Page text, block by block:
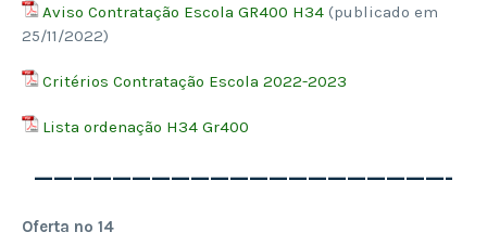
Aviso Contratação Escola GR400 H34 (publicado em
25/11/2022)
Critérios Contratação Escola 2022-2023
Lista ordenação H34 Gr400
—————————————————————-
Oferta nº 14